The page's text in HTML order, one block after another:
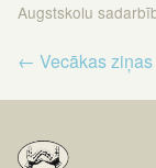
Augstskolu
Ziņu
izvēlne
← Vecākas ziņas